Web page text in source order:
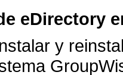
eDirectory
y